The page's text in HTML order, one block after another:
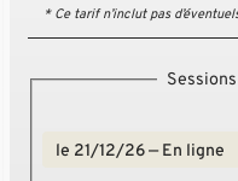
* Ce tarif n’inclut pas